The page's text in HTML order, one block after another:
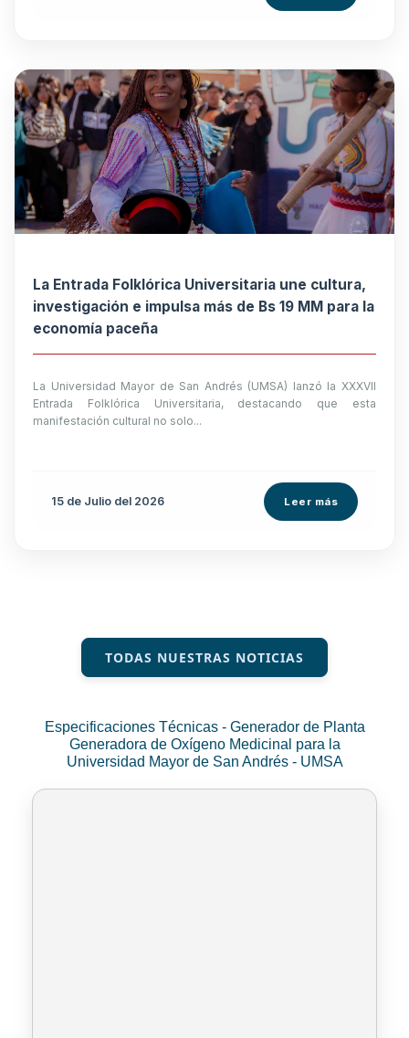
La Entrada Folklórica Universitaria une cultura,
investigación e impulsa más de Bs 19 MM para la
economía paceña
La Universidad Mayor de San Andrés (UMSA) lanzó la XXXVII
Entrada Folklórica Universitaria, destacando que esta
manifestación cultural no solo...
15 de Julio del 2026 Leer más
TODAS NUESTRAS NOTICIAS
Especificaciones Técnicas - Generador de Planta
Generadora de Oxígeno Medicinal para la
Universidad Mayor de San Andrés - UMSA